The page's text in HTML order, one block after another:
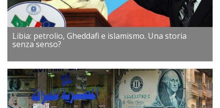
Libia: petrolio, Gheddafi e islamismo. Una storia
senza senso?